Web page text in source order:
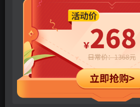
您当前未登录！建议登陆
专辑名称：Animals (Pt. I) – Single
歌手：JID & Eminem
类型：嘻哈/说唱 音乐
格式：flac